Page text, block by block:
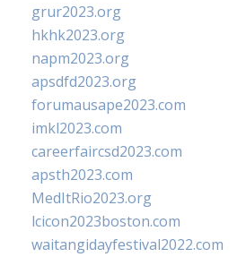
grur2023.org
hkhk2023.org
napm2023.org
apsdfd2023.org
forumausape2023.com
imkl2023.com
careerfaircsd2023.com
apsth2023.com
MedItRio2023.org
lcicon2023boston.com
waitangidayfestival2022.com